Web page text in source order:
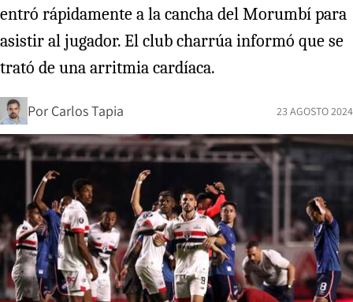
entró rápidamente a la cancha del Morumbí para
asistir al jugador. El club charrúa informó que se
trató de una arritmia cardíaca.
Por Carlos Tapia 23 AGOSTO 2024